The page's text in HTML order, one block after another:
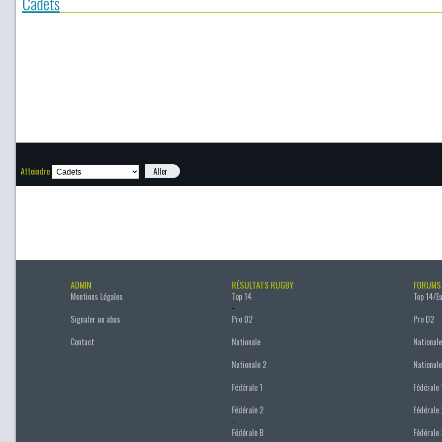
Atteindre Aller
ADMIN
Mentions Légales
Signaler un abus
Contact
RÉSULTATS RUGBY
Top 14
-
Pro D2
Nationale
Nationale 2
Fédérale 1
Fédérale 2
-
Fédérale B
Top 14/
Pro D2
Nationale
Fédérale
Fédérale
Fédérale